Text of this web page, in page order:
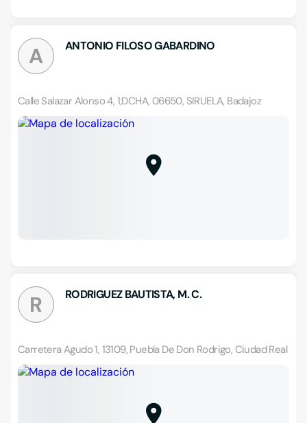
A ANTONIO FILOSO GABARDINO
Calle Salazar Alonso 4, 1;DCHA, 06650, SIRUELA, Badajoz
R RODRIGUEZ BAUTISTA, M. C.
Carretera Agudo 1, 13109, Puebla De Don Rodrigo, Ciudad Real